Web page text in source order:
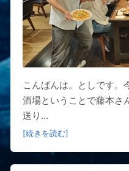
こんばんは。としです。
酒場ということで藤本さ
送り...
[続きを読む]